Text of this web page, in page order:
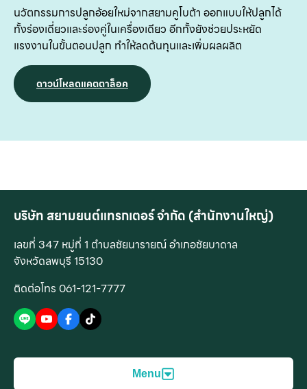
นวัตกรรมการปลูกอ้อยใหม่จากสยามคูโบต้า ออกแบบให้ปลูกได้
ทั้งร่องเดี่ยวและร่องคู่ในเครื่องเดียว อีกทั้งยังช่วยประหยัด
แรงงานในขั้นตอนปลูก ทำให้ลดต้นทุนและเพิ่มผลผลิต
ดาวน์โหลดแคตตาล็อค
บริษัท สยามยนต์แทรกเตอร์ จำกัด (สำนักงานใหญ่)
เลขที่ 347 หมู่ที่ 1 ตำบลชัยนารายณ์ อำเภอชัยบาดาล
จังหวัดลพบุรี 15130
ติดต่อโทร 061-121-7777
Menu